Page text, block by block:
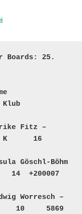
Boards: 25.
16
14  +200007
10     5869